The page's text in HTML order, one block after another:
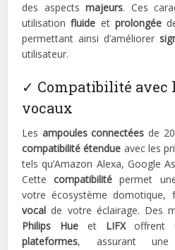
des aspectsmajeurs. Ces
utilisationfluide et prolongée
permettant ainsi d’améliorer
utilisateur.
✓ Compatibilité avec
vocaux
Les ampoules connectées de
compatibilité étendue avec les
tels qu’Amazon Alexa, Google
Cettecompatibilité permet
votre écosystème domotique,
vocal de votre éclairage. Des
Philips Hue et LIFXoffrent
plateformes, assurant